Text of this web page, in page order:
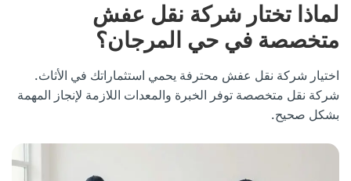
لماذا تختار شركة نقل عفش
متخصصة في حي المرجان؟
اختيار شركة نقل عفش محترفة يحمي استثماراتك في الأثاث.
شركة نقل متخصصة توفر الخبرة والمعدات اللازمة لإنجاز المهمة
بشكل صحيح.